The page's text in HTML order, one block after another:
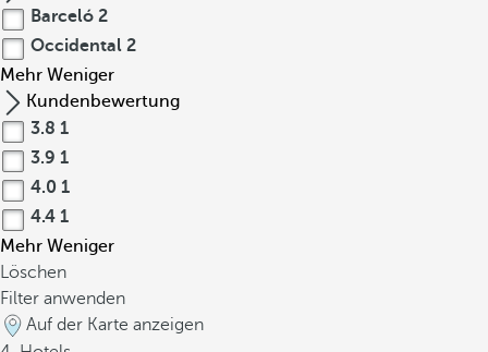
Barceló 2
Occidental 2
Mehr Weniger
Kundenbewertung
3.8 1
3.9 1
4.0 1
4.4 1
Mehr Weniger
Löschen
Filter anwenden
Auf der Karte anzeigen